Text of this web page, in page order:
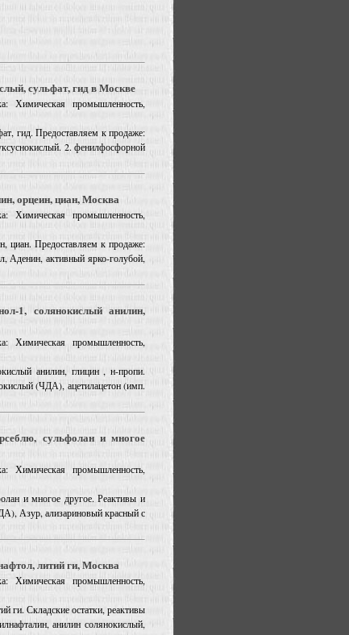
сульфат, гид в Москве
Химическая промышленность,
гид. Предоставляем к продаже:
2. фенилфосфорной
орцеин, циан, Москва
Химическая промышленность,
циан. Предоставляем к продаже:
Аденин, активный ярко-голубой,
1, солянокислый анилин,
Химическая промышленность,
анилин, глицин , н-пропи.
(ЧДА), ацетилацетон (имп.
сульфолан и многое
Химическая промышленность,
и многое другое. Реактивы и
Азур, ализариновый красный с
литий ги, Москва
Химическая промышленность,
ги. Складские остатки, реактивы
анилин солянокислый,